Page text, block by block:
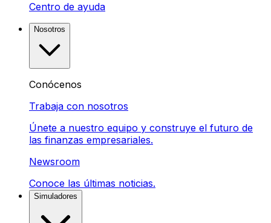
Centro de ayuda
Nosotros
Conócenos
Trabaja con nosotros
Únete a nuestro equipo y construye el futuro de
las finanzas empresariales.
Newsroom
Conoce las últimas noticias.
Simuladores